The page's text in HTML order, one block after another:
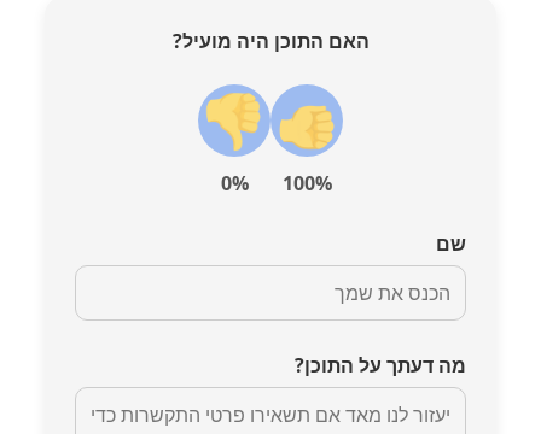
האם התוכן היה מועיל?
100%
0%
שם
מה דעתך על התוכן?